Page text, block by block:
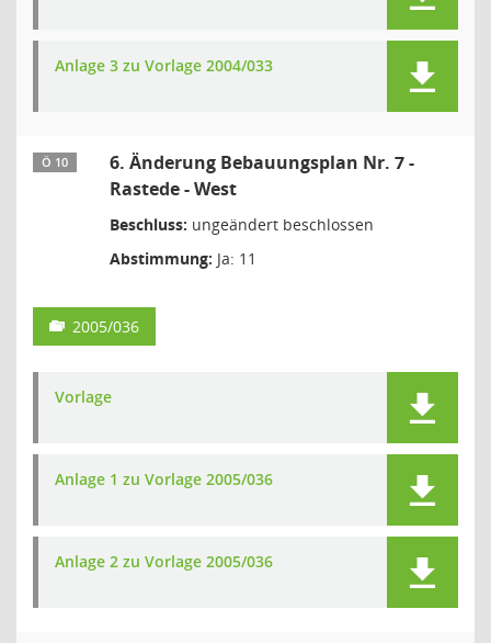
Anlage 3 zu Vorlage 2004/033
Ö 10
6. Änderung Bebauungsplan Nr. 7 -
Rastede - West
Beschluss: ungeändert beschlossen
Abstimmung: Ja: 11
2005/036
Vorlage
Anlage 1 zu Vorlage 2005/036
Anlage 2 zu Vorlage 2005/036